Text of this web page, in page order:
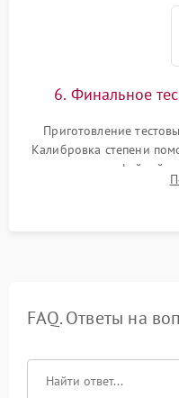
6. Финальное
Приготовление
Калибровка степени
плотности кофейной
качества молочной пены.
FAQ. Ответы на